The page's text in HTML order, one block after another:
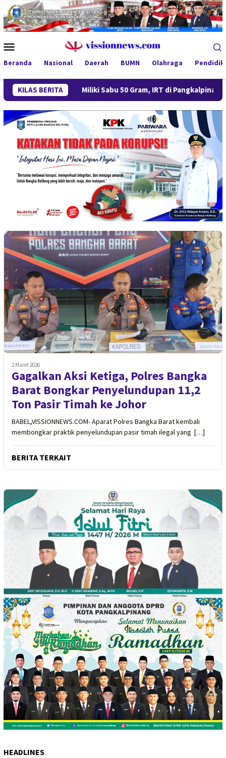
Loncat
ke
konten
Mobile
Beranda Nasional Daerah BUMN Olahraga
KILAS BERITA
Miliki Sabu 50 Gram, IRT di Pangkalpinang Ditangkap
2 Maret 2026
Gagalkan Aksi Ketiga, Polres Bangka
Barat Bongkar Penyelundupan 11,2
Ton Pasir Timah ke Johor
BABEL,VISSIONNEWS.COM- Aparat Polres Bangka Barat kembali
membongkar praktik penyelundupan pasir timah ilegal yang […]
BERITA TERKAIT
HEADLINES